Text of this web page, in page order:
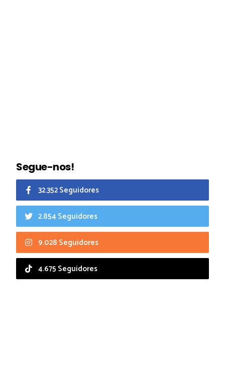
Segue-nos!
32.352 Seguidores
2.854 Seguidores
9.028 Seguidores
4.675 Seguidores